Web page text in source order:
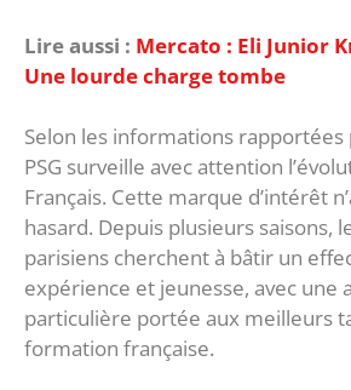
Lire aussi : Mercato : Eli Junior
Une lourde charge tombe
‎Selon les informations rapportées
PSG surveille avec attention
Français. Cette marque d’intérêt
hasard. Depuis plusieurs saisons,
parisiens cherchent à bâtir un
expérience et jeunesse, avec une
particulière portée aux meilleurs
formation française.